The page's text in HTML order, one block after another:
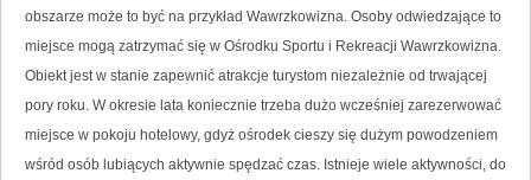
obszarze może to być na przykład Wawrzkowizna. Osoby odwiedzające to
miejsce mogą zatrzymać się w Ośrodku Sportu i Rekreacji Wawrzkowizna.
Obiekt jest w stanie zapewnić atrakcje turystom niezależnie od trwającej
pory roku. W okresie lata koniecznie trzeba dużo wcześniej zarezerwować
miejsce w pokoju hotelowy, gdyż ośrodek cieszy się dużym powodzeniem
wśród osób lubiących aktywnie spędzać czas. Istnieje wiele aktywności, do